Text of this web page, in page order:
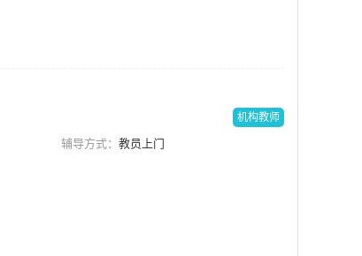
机构教师
辅导方式： 教员上门